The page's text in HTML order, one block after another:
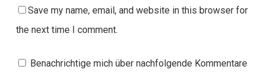
Save my name, email, and website in this browser for
the next time I comment.
Benachrichtige mich über nachfolgende Kommentare